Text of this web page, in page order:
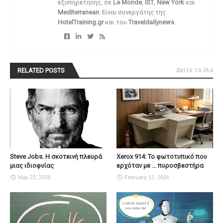
εξυπηρέτησης, σε Le Monde, IST, New York και
Mediterranean. Είναι συνεργάτης της
HotelTraining.grκαι του Traveldailynews.
RELATED POSTS Δείτε τα όλα
Steve Jobs. Η σκοτεινή πλευρά
μιας ιδιοφυίας
May 23, 2026
Xerox 914: Το φωτοτυπικό που
ερχόταν με ... πυροσβεστήρα
February 12, 2026